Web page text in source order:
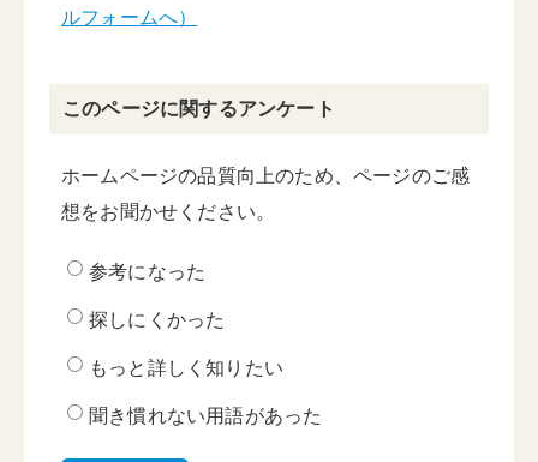
ルフォームへ）
このページに関するアンケート
ホームページの品質向上のため、ページのご感
想をお聞かせください。
参考になった
探しにくかった
もっと詳しく知りたい
聞き慣れない用語があった